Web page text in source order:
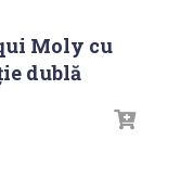
Moly cu
dublă